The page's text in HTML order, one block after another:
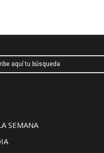
aquí tu búsqueda
SEMANA